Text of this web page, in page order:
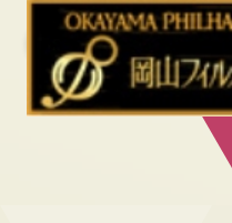
ナガセヴィータについて